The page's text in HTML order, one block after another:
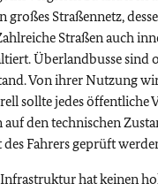
großes Straßennetz,
Straßen auch
Überlandbusse sind
Von ihrer Nutzung
sollte jedes öffentliche
auf den technischen
Fahrers geprüft
hat keinen